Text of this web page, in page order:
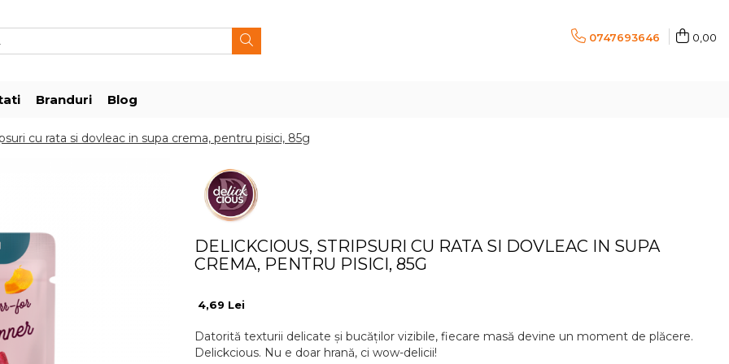
0747693646 0,00
Branduri Blog
cu rata si dovleac in supa crema, pentru pisici, 85g
DELICKCIOUS, STRIPSURI CU RATA SI DOVLEAC IN SUPA
CREMA, PENTRU PISICI, 85G
4,69 Lei
Datorită texturii delicate și bucăților vizibile, fiecare masă devine un moment de plăcere.
Delickcious. Nu e doar hrană, ci wow-deliciі!